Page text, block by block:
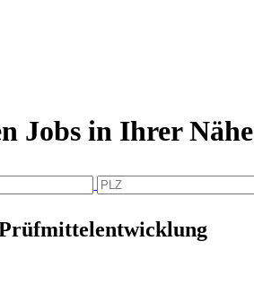
Jobs in Ihrer Nähe